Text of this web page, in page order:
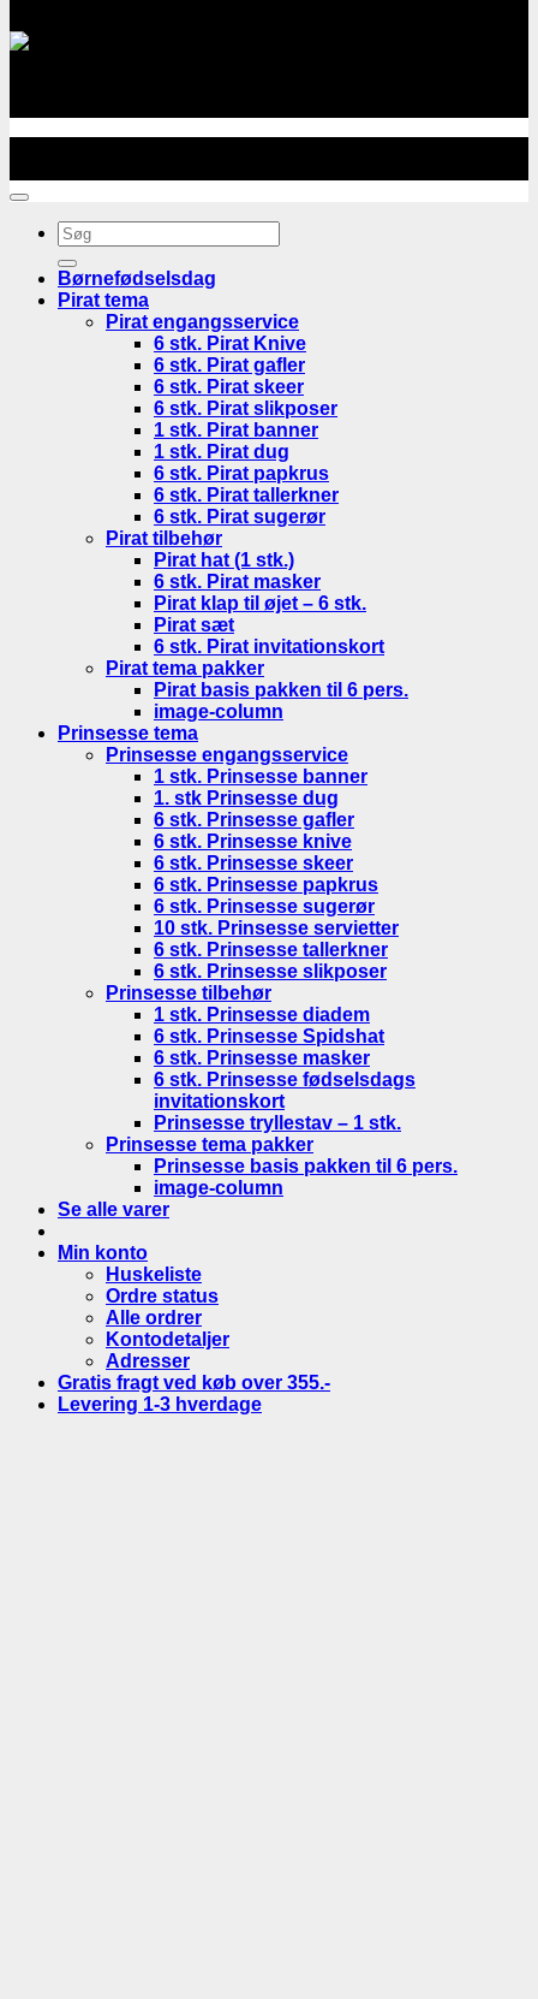
Søg
efter:
Børnefødselsdag
Pirat tema
Pirat engangsservice
6 stk. Pirat Knive
6 stk. Pirat gafler
6 stk. Pirat skeer
6 stk. Pirat slikposer
1 stk. Pirat banner
1 stk. Pirat dug
6 stk. Pirat papkrus
6 stk. Pirat tallerkner
6 stk. Pirat sugerør
Pirat tilbehør
Pirat hat (1 stk.)
6 stk. Pirat masker
Pirat klap til øjet – 6 stk.
Pirat sæt
6 stk. Pirat invitationskort
Pirat tema pakker
Pirat basis pakken til 6 pers.
image-column
Prinsesse tema
Prinsesse engangsservice
1 stk. Prinsesse banner
1. stk Prinsesse dug
6 stk. Prinsesse gafler
6 stk. Prinsesse knive
6 stk. Prinsesse skeer
6 stk. Prinsesse papkrus
6 stk. Prinsesse sugerør
10 stk. Prinsesse servietter
6 stk. Prinsesse tallerkner
6 stk. Prinsesse slikposer
Prinsesse tilbehør
1 stk. Prinsesse diadem
6 stk. Prinsesse Spidshat
6 stk. Prinsesse masker
6 stk. Prinsesse fødselsdags
invitationskort
Prinsesse tryllestav – 1 stk.
Prinsesse tema pakker
Prinsesse basis pakken til 6 pers.
image-column
Se alle varer
Min konto
Huskeliste
Ordre status
Alle ordrer
Kontodetaljer
Adresser
Gratis fragt ved køb over 355.-
Levering 1-3 hverdage